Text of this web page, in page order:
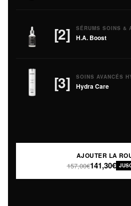
[2] SÉRUMS SOINS &
H.A. Boost
[3] SOINS AVANCÉS
Hydra Care
AJOUTER LA
157,00€141,30€